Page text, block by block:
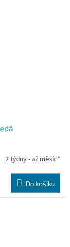
2 týdny - až měsíc*
Do košíku